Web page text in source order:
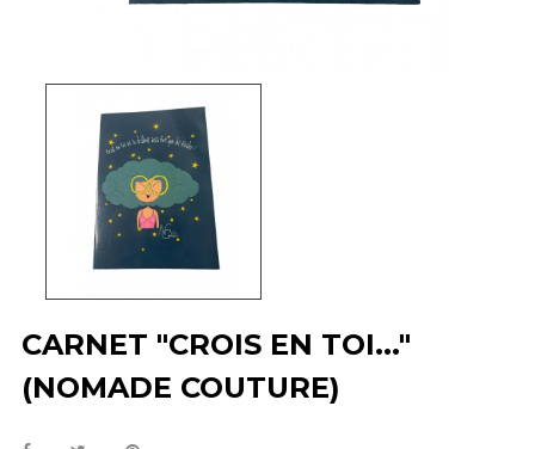
CARNET "CROIS EN TOI..."
(NOMADE COUTURE)